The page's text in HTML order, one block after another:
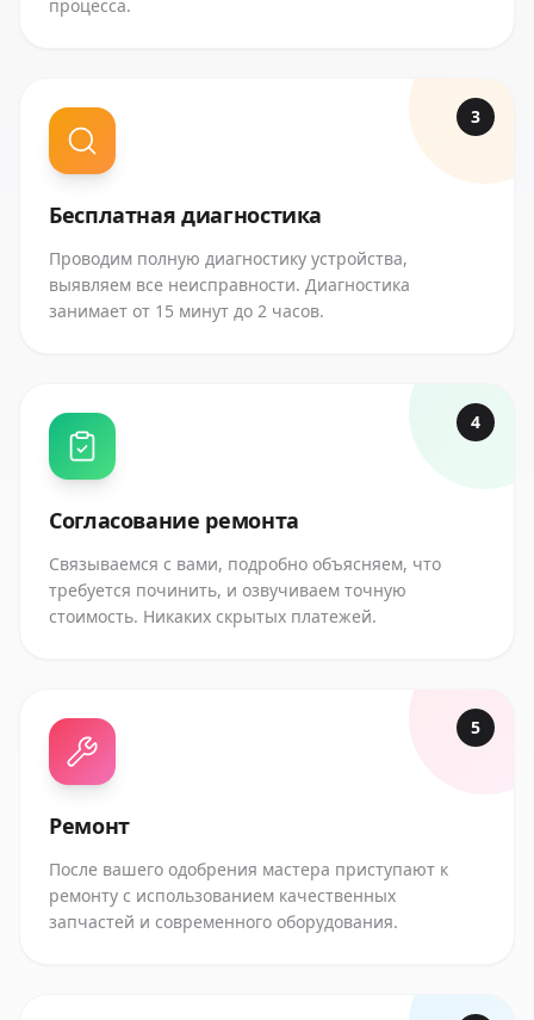
процесса.
3
Бесплатная диагностика
Проводим полную диагностику устройства,
выявляем все неисправности. Диагностика
занимает от 15 минут до 2 часов.
4
Согласование ремонта
Связываемся с вами, подробно объясняем, что
требуется починить, и озвучиваем точную
стоимость. Никаких скрытых платежей.
5
Ремонт
После вашего одобрения мастера приступают к
ремонту с использованием качественных
запчастей и современного оборудования.